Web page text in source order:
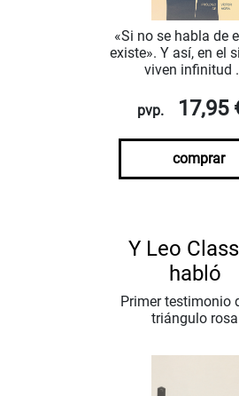
«Si no se habla de
existe». Y así, en el
viven infinitud
pvp. 17,95
comprar
Y Leo
habló
Primer testimonio
triángulo rosa